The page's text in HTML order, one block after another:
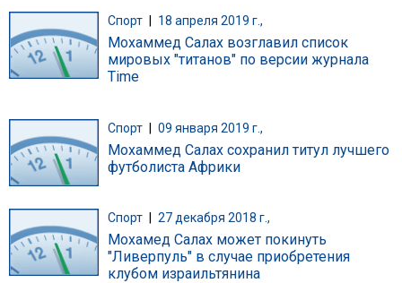
Спорт 18 апреля 2019 г.,
Мохаммед Салах возглавил список
мировых "титанов" по версии журнала
Time
Спорт | 09 января 2019 г.,
Мохаммед Салах сохранил титул лучшего
футболиста Африки
Спорт 27 декабря 2018 г.,
Мохамед Салах может покинуть
"Ливерпуль" в случае приобретения
клубом израильтянина